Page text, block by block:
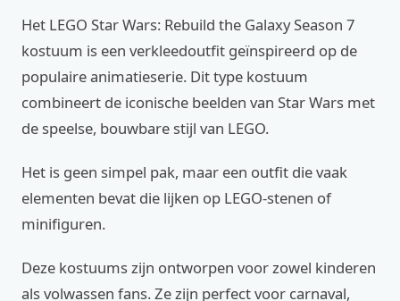
Het LEGO Star Wars: Rebuild the Galaxy Season 7
kostuum is een verkleedoutfit geïnspireerd op de
populaire animatieserie. Dit type kostuum
combineert de iconische beelden van Star Wars met
de speelse, bouwbare stijl van LEGO.
Het is geen simpel pak, maar een outfit die vaak
elementen bevat die lijken op LEGO-stenen of
minifiguren.
Deze kostuums zijn ontworpen voor zowel kinderen
als volwassen fans. Ze zijn perfect voor carnaval,